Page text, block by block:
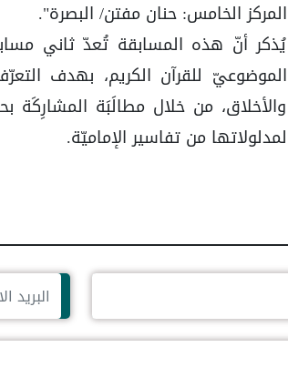
المركز الخامس: حنان مفتن/ البصرة".
يُذكر أنّ هذه المسابقة تُعدّ ثاني
الموضوعيّ للقرآن الكريم، بهدف
والأخلاق، من خلال مطالَبَة المشارِكَة
لمدلولاتها من تفاسير الإماميّة.